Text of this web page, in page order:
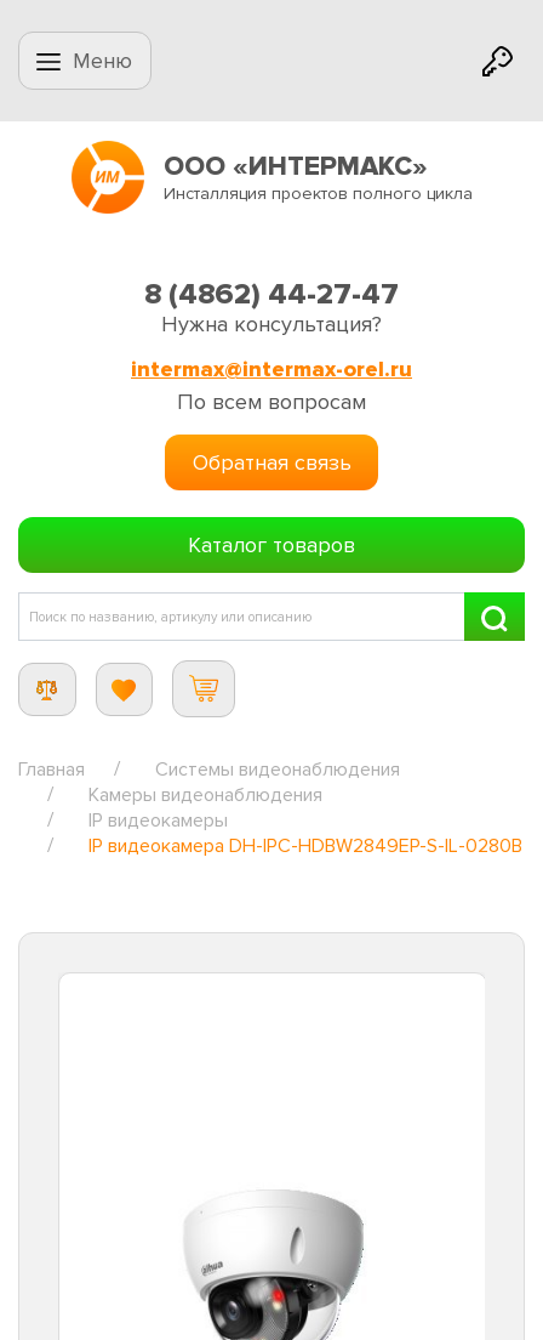
Меню
ООО «ИНТЕРМАКС»
Инсталляция проектов полного цикла
8 (4862) 44-27-47
Нужна консультация?
intermax@intermax-orel.ru
По всем вопросам
Обратная связь
Каталог товаров
Главная
Системы видеонаблюдения
Камеры видеонаблюдения
IP видеокамеры
IP видеокамера DH-IPC-HDBW2849EP-S-IL-0280B